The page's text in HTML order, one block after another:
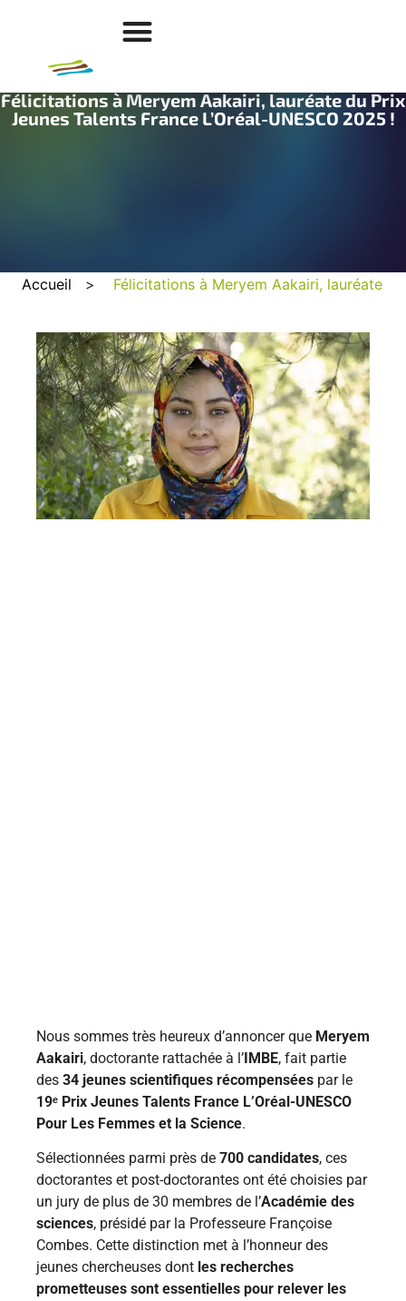
Félicitations à Meryem Aakairi, lauréate du Prix
Jeunes Talents France L’Oréal-UNESCO 2025 !
Accueil > Félicitations à Meryem Aakairi, lauréate
Nous sommes très heureux d’annoncer que Meryem
Aakairi, doctorante rattachée à l’IMBE, fait partie
des 34 jeunes scientifiques récompensées par le
19ᵉ Prix Jeunes Talents France L’Oréal-UNESCO
Pour Les Femmes et la Science.
Sélectionnées parmi près de 700 candidates, ces
doctorantes et post-doctorantes ont été choisies par
un jury de plus de 30 membres de l’Académie des
sciences, présidé par la Professeure Françoise
Combes. Cette distinction met à l’honneur des
jeunes chercheuses dont les recherches
prometteuses sont essentielles pour relever les